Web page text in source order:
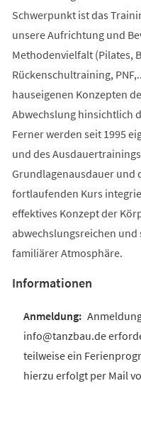
Schwerpunkt ist das
unsere Aufrichtung und
Methodenvielfalt (Pilates,
Rückenschultraining,
hauseigenen Konzepten
Abwechslung hinsichtlich
Ferner werden seit 1995
und des
Grundlagenausdauer und
fortlaufenden Kurs
effektives Konzept der
abwechslungsreichen
familiärer Atmosphäre.
Informationen
info@tanzbau.de
teilweise ein
hierzu erfolgt per Mail